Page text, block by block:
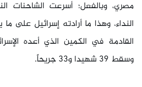
مصري، وبالفعل؛ أسرعت الشاحنات
النداء، وهذا ما أرادته إسرائيل على
القادمة في الكمين الذي أعده
وسقط 39 شهيدا و33 جريحاً.